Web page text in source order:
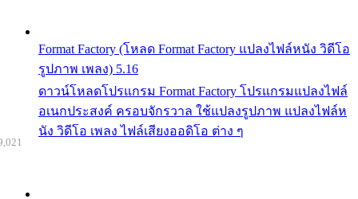
Format Factory (โหลด Format Factory แปลงไฟล์หนัง วิดีโอ
รูปภาพ เพลง) 5.16
ดาวน์โหลดโปรแกรม Format Factory โปรแกรมแปลงไฟล์
อเนกประสงค์ ครอบจักรวาล ใช้แปลงรูปภาพ แปลงไฟล์ห
นัง วิดีโอ เพลง ไฟล์เสียงออดิโอ ต่าง ๆ